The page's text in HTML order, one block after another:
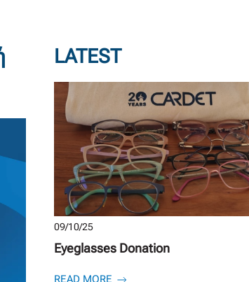
LATEST
09/10/25
Eyeglasses Donation
READ MORE